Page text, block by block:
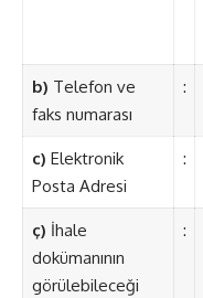
b) Telefon ve
faks numarası
:
c) Elektronik
Posta Adresi
:
ç) İhale
dokümanının
görülebileceği
: